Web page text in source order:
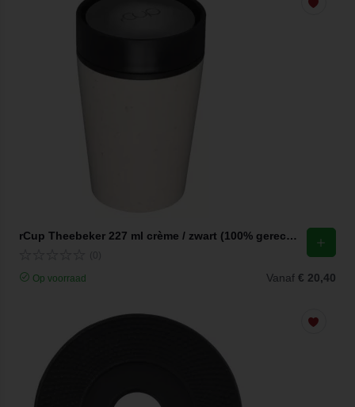
rCup Theebeker 227 ml crème / zwart (100% gerecycled materiaal)
Op voorraad Vanaf € 20,40